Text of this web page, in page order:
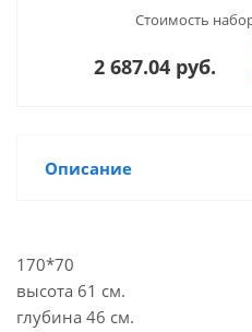
Стоимость
2 687.04 руб.
Описание
170*70
высота 61 см.
глубина 46 см.